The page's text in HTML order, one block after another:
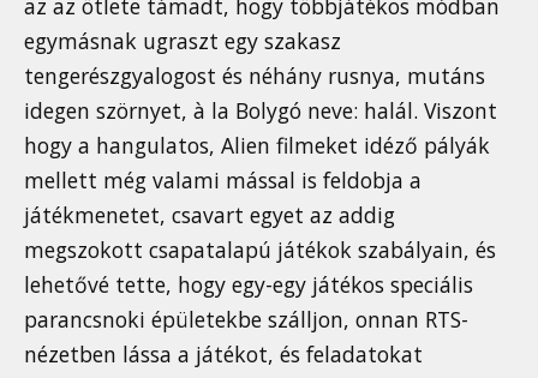
az az ötlete támadt, hogy többjátékos módban
egymásnak ugraszt egy szakasz
tengerészgyalogost és néhány rusnya, mutáns
idegen szörnyet, à la Bolygó neve: halál. Viszont
hogy a hangulatos, Alien filmeket idéző pályák
mellett még valami mással is feldobja a
játékmenetet, csavart egyet az addig
megszokott csapatalapú játékok szabályain, és
lehetővé tette, hogy egy-egy játékos speciális
parancsnoki épületekbe szálljon, onnan RTS-
nézetben lássa a játékot, és feladatokat